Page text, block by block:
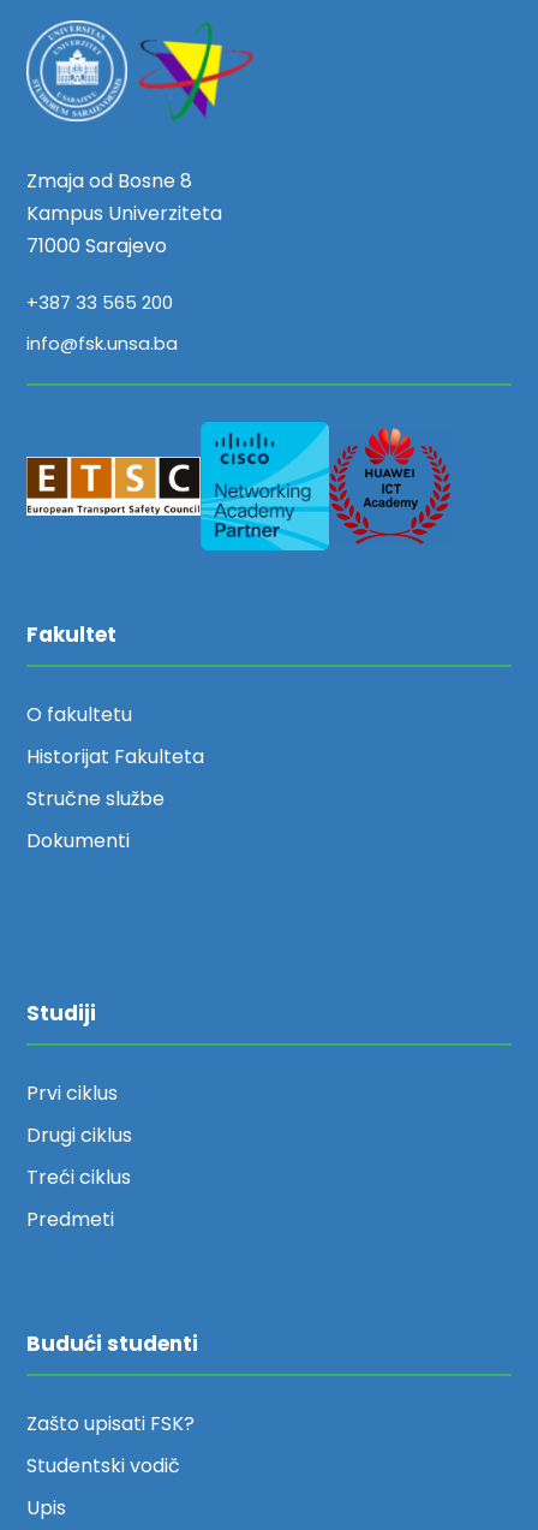
Zmaja od Bosne 8
Kampus Univerziteta
71000 Sarajevo
+387 33 565 200
info@fsk.unsa.ba
Fakultet
O fakultetu
Historijat Fakulteta
Stručne službe
Dokumenti
Studiji
Prvi ciklus
Drugi ciklus
Treći ciklus
Predmeti
Budući studenti
Zašto upisati FSK?
Studentski vodič
Upis